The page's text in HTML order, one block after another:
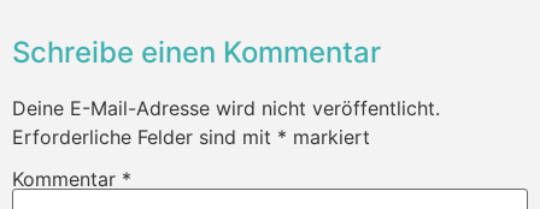
Schreibe einen Kommentar
Deine E-Mail-Adresse wird nicht veröffentlicht.
Erforderliche Felder sind mit * markiert
Kommentar *